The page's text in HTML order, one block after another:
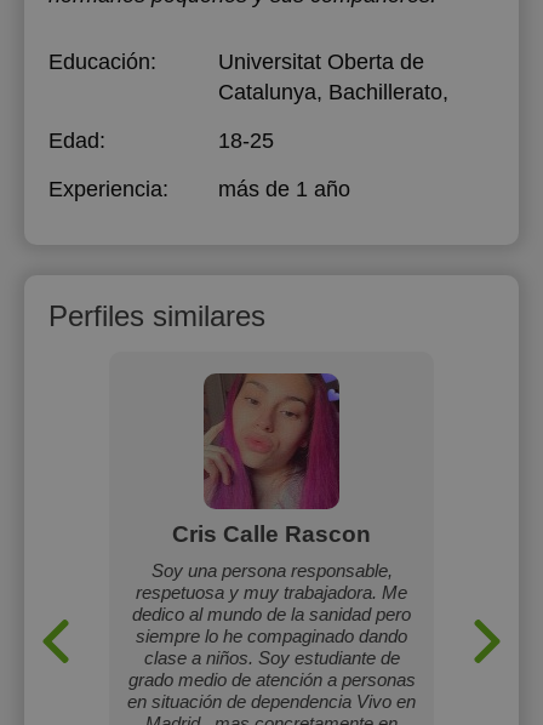
Educación:
Universitat Oberta de
Catalunya, Bachillerato,
Edad:
18-25
Experiencia:
más de 1 año
Perfiles similares
Cris Calle Rascon
Soy una persona responsable,
respetuosa y muy trabajadora. Me
dedico al mundo de la sanidad pero
siempre lo he compaginado dando
clase a niños. Soy estudiante de
grado medio de atención a personas
en situación de dependencia Vivo en